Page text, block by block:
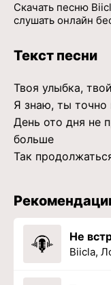
Скачать песню
слушать онлайн
Текст песни
Твоя улыбка,
Я знаю, ты
День ото дня не
больше
Так
Не
Biicla,